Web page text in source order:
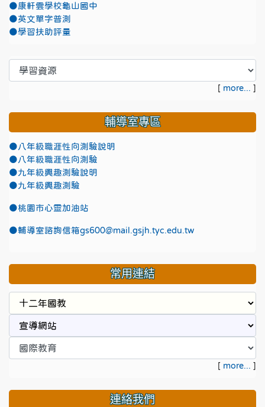
●康軒雲學校龜山國中
●英文單字普測
●學習扶助評量
[ more... ]
輔導室專區
●八年級職涯性向測驗說明
●八年級職涯性向測驗
●九年級興趣測驗說明
●九年級興趣測驗
●桃園市心靈加油站
●輔導室諮詢信箱gs600@mail.gsjh.tyc.edu.tw
常用連結
[ more... ]
連絡我們